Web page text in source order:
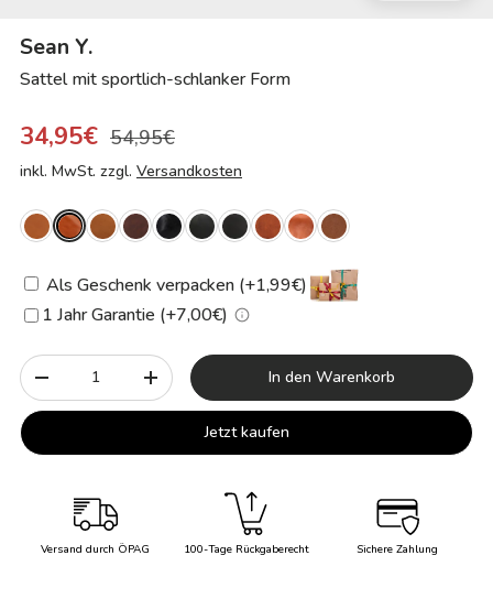
Sean Y.
Sattel mit sportlich-schlanker Form
34,95€ 54,95€
inkl. MwSt. zzgl. Versandkosten
Als Geschenk verpacken (+1,99€)
1 Jahr Garantie (+7,00€)
Anzahl
-
+ In den Warenkorb
Jetzt kaufen
Versand durch ÖPAG 100-Tage Rückgaberecht Sichere Zahlung